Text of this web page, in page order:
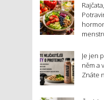
Je jen
něm a
Znáte